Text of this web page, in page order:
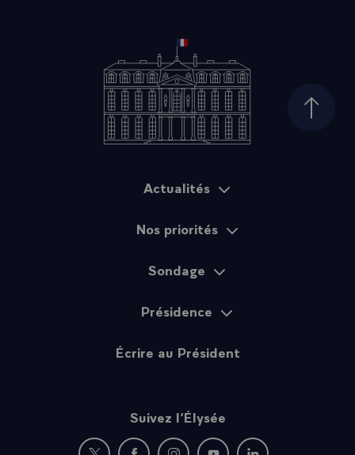
Haut
Actualités
Nos priorités
Sondage
Présidence
Écrire au Président
Suivez l’Élysée